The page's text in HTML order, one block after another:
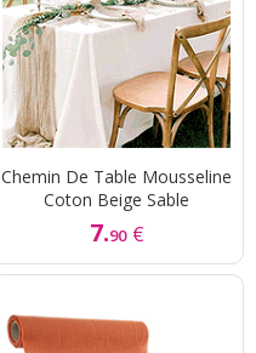
Chemin De Table Mousseline
Coton Beige Sable
7.90 €